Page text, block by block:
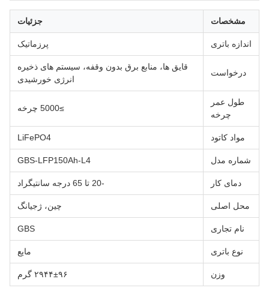
مشخصات جزئیات
اندازه باتری پرزماتیک
درخواست
قایق ها، منابع برق بدون وقفه، سیستم های ذخیره
انرژی خورشیدی
طول عمر
چرخه
≥5000 چرخه
مواد کاتود LiFePO4
شماره مدل GBS-LFP150Ah-L4
دمای کار -20 تا 65 درجه سانتیگراد
محل اصلی چین، ژجیانگ
نام تجاری GBS
نوع باتری مایع
وزن ۲۹۴۴±۹۶ گرم